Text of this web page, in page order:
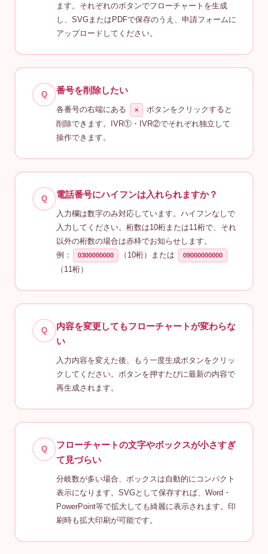
ます。それぞれのボタンでフローチャートを生成
し、SVGまたはPDFで保存のうえ、申請フォームに
アップロードしてください。
Q 番号を削除したい
各番号の右端にある ×
ボタンをクリックすると
削除できます。IVR①・IVR②でそれぞれ独立して
操作できます。
Q 電話番号にハイフンは入れられますか？
入力欄は数字のみ対応しています。ハイフンなしで
入力してください。桁数は10桁または11桁で、それ
以外の桁数の場合は赤枠でお知らせします。
例：
0300000000 （10桁）または 09000000000
（11桁）
Q
内容を変更してもフローチャートが変わらな
い
入力内容を変えた後、もう一度生成ボタンをクリッ
クしてください。ボタンを押すたびに最新の内容で
再生成されます。
Q
フローチャートの文字やボックスが小さすぎ
て見づらい
分岐数が多い場合、ボックスは自動的にコンパクト
表示になります。SVGとして保存すれば、Word・
PowerPoint等で拡大しても綺麗に表示されます。印
刷時も拡大印刷が可能です。